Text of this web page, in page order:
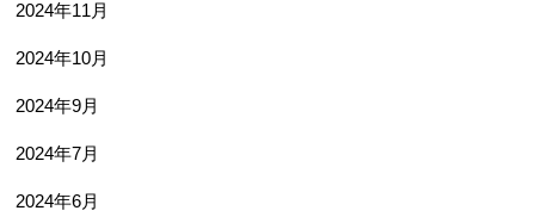
2024年11月
2024年10月
2024年9月
2024年7月
2024年6月